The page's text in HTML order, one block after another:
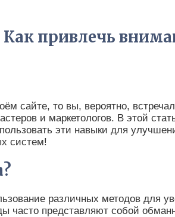
привлечь
сайте, то вы, вероятно,
и маркетологов. В этой
эти навыки для
систем!
различных методов для
часто представляют собой